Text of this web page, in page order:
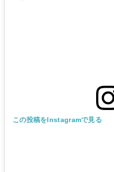
この投稿をInstagramで見る